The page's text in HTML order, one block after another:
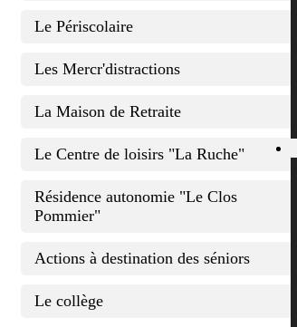
Le Périscolaire
Les Mercr'distractions
La Maison de Retraite
Le Centre de loisirs "La Ruche"
Résidence autonomie "Le Clos
Pommier"
Actions à destination des séniors
Le collège